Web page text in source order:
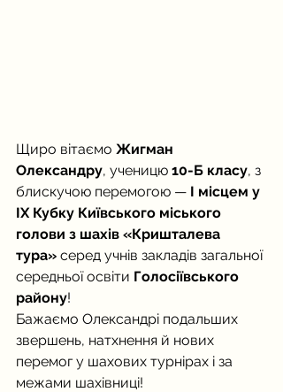
Щиро вітаємо Жигман
Олександру, ученицю 10-Б класу, з
блискучою перемогою — І місцем у
ІХ Кубку Київського міського
голови з шахів «Кришталева
тура» серед учнів закладів загальної
середньої освіти Голосіївського
району!
Бажаємо Олександрі подальших
звершень, натхнення й нових
перемог у шахових турнірах і за
межами шахівниці!